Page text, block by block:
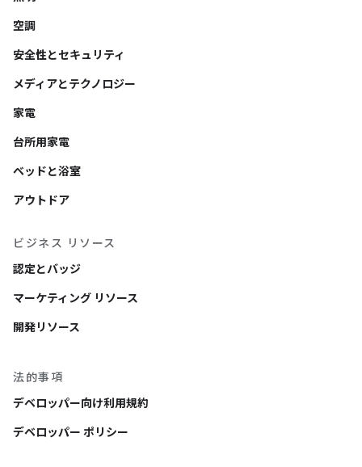
空調
安全性とセキュリティ
メディアとテクノロジー
家電
台所用家電
ベッドと浴室
アウトドア
ビジネス リソース
認定とバッジ
マーケティング リソース
開発リソース
法的事項
デベロッパー向け利用規約
デベロッパー ポリシー